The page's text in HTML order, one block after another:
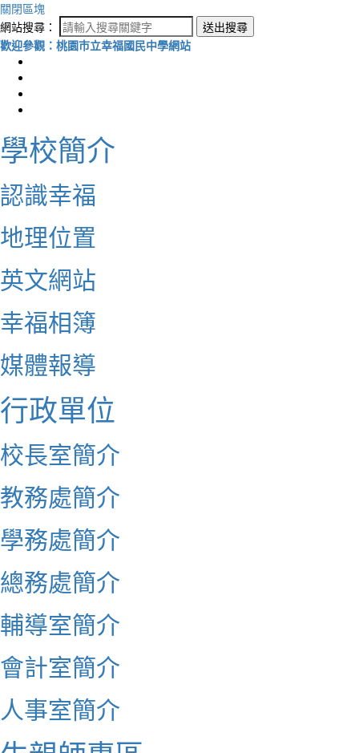
關閉區塊
網站搜尋：
送出搜尋
歡迎參觀：桃園市立幸福國民中學網站
學校簡介
認識幸福
地理位置
英文網站
幸福相簿
媒體報導
行政單位
校長室簡介
教務處簡介
學務處簡介
總務處簡介
輔導室簡介
會計室簡介
人事室簡介